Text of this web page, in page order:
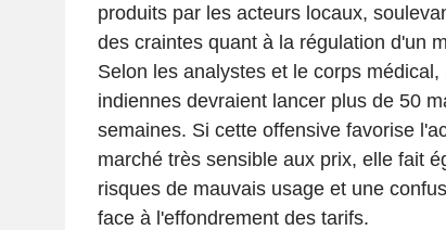
produits par les acteurs locaux,
des craintes quant à la régulation d'un
Selon les analystes et le corps
indiennes devraient lancer plus de 50
semaines. Si cette offensive favorise
marché très sensible aux prix, elle fait
risques de mauvais usage et une
face à l'effondrement des tarifs.